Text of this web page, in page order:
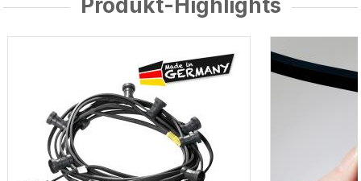
Produkt-Highlights